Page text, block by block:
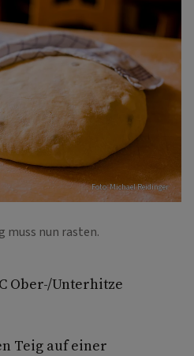
Foto: Michael Reidinger
muss nun rasten.
Ober-/Unterhitze
Teig auf einer